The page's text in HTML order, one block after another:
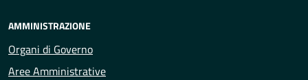
AMMINISTRAZIONE
Organi di Governo
Aree Amministrative